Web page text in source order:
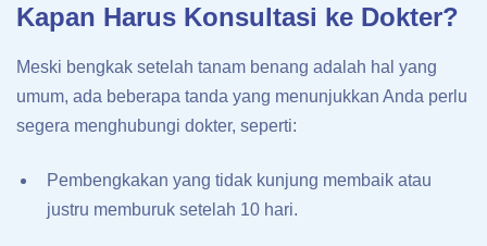
Kapan Harus Konsultasi ke Dokter?
Meski bengkak setelah tanam benang adalah hal yang
umum, ada beberapa tanda yang menunjukkan Anda perlu
segera menghubungi dokter, seperti:
Pembengkakan yang tidak kunjung membaik atau
justru memburuk setelah 10 hari.